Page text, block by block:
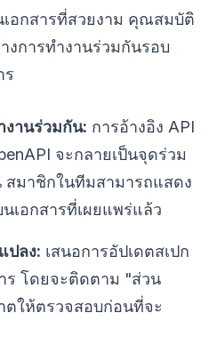
เอกสารที่สวยงาม คุณสมบัติ
งการทำงานร่วมกันรอบ
ร
งานร่วมกัน: การอ้างอิง API
จะกลายเป็นจุดร่วม
สมาชิกในทีมสามารถแสดง
เอกสารที่เผยแพร่แล้ว
ปลง: เสนอการอัปเดตสเปก
ร โดยจะติดตาม "ส่วน
ให้ตรวจสอบก่อนที่จะ